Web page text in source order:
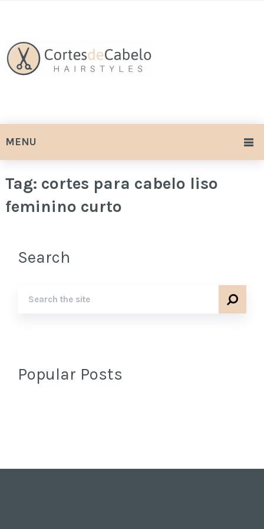
MENU
Tag: cortes para cabelo liso
feminino curto
Search
Popular Posts